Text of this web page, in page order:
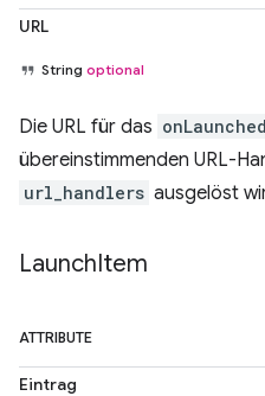
URL
String optional
Die URL für das onLaunched
übereinstimmenden URL-
url_handlers ausgelöst
LaunchItem
ATTRIBUTE
Eintrag